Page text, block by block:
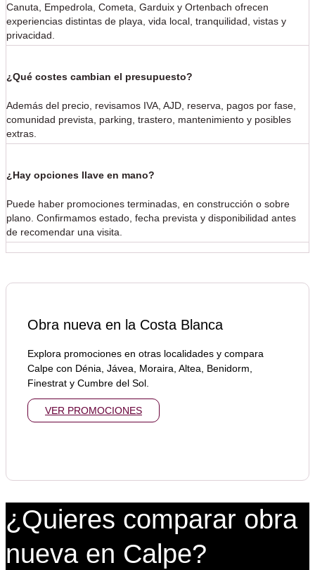
Canuta, Empedrola, Cometa, Garduix y Ortenbach ofrecen
experiencias distintas de playa, vida local, tranquilidad, vistas y
privacidad.
¿Qué costes cambian el presupuesto?
Además del precio, revisamos IVA, AJD, reserva, pagos por fase,
comunidad prevista, parking, trastero, mantenimiento y posibles
extras.
¿Hay opciones llave en mano?
Puede haber promociones terminadas, en construcción o sobre
plano. Confirmamos estado, fecha prevista y disponibilidad antes
de recomendar una visita.
Obra nueva en la Costa Blanca
Explora promociones en otras localidades y compara
Calpe con Dénia, Jávea, Moraira, Altea, Benidorm,
Finestrat y Cumbre del Sol.
VER PROMOCIONES
¿Quieres comparar obra
nueva en Calpe?